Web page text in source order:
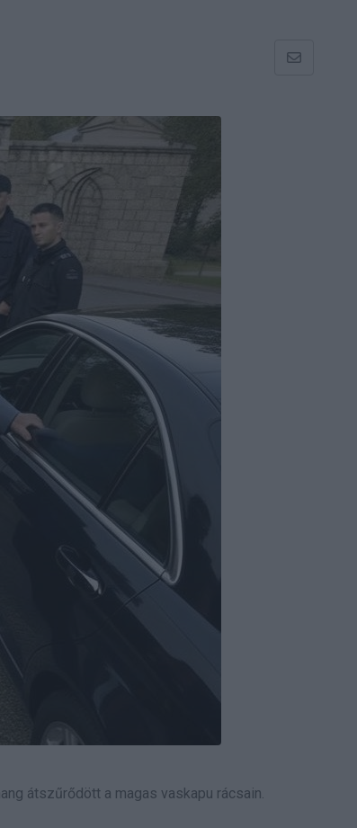
Share
átszűrődött a magas vaskapu rácsain.